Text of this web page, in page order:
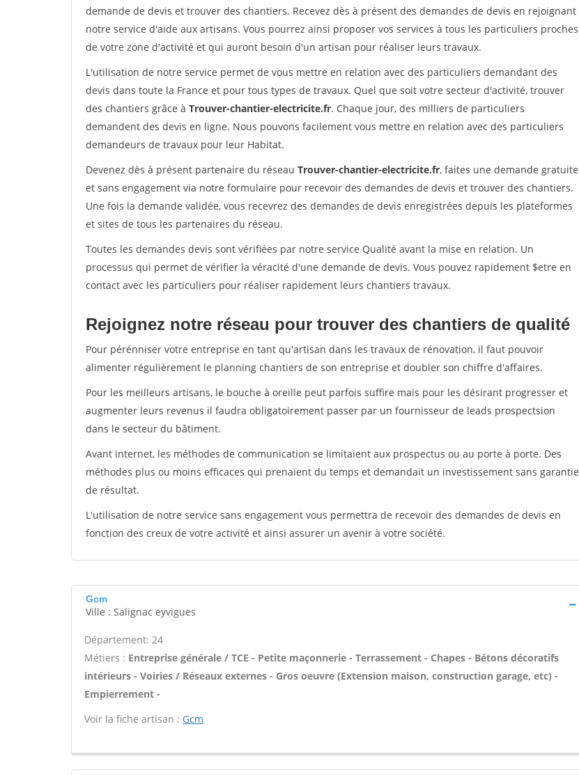
demande de devis et trouver des chantiers. Recevez dès à présent des demandes de devis en rejoignant
notre service d'aide aux artisans. Vous pourrez ainsi proposer vos services à tous les particuliers proches
de votre zone d'activité et qui auront besoin d'un artisan pour réaliser leurs travaux.
L'utilisation de notre service permet de vous mettre en relation avec des particuliers demandant des
devis dans toute la France et pour tous types de travaux. Quel que soit votre secteur d'activité, trouver
des chantiers grâce à Trouver-chantier-electricite.fr. Chaque jour, des milliers de particuliers
demandent des devis en ligne. Nous pouvons facilement vous mettre en relation avec des particuliers
demandeurs de travaux pour leur Habitat.
Devenez dès à présent partenaire du réseau Trouver-chantier-electricite.fr, faites une demande gratuite
et sans engagement via notre formulaire pour recevoir des demandes de devis et trouver des chantiers.
Une fois la demande validée, vous recevrez des demandes de devis enregistrées depuis les plateformes
et sites de tous les partenaires du réseau.
Toutes les demandes devis sont vérifiées par notre service Qualité avant la mise en relation. Un
processus qui permet de vérifier la véracité d'une demande de devis. Vous pouvez rapidement $etre en
contact avec les particuliers pour réaliser rapidement leurs chantiers travaux.
Rejoignez notre réseau pour trouver des chantiers de qualité
Pour pérénniser votre entreprise en tant qu'artisan dans les travaux de rénovation, il faut pouvoir
alimenter régulièrement le planning chantiers de son entreprise et doubler son chiffre d'affaires.
Pour les meilleurs artisans, le bouche à oreille peut parfois suffire mais pour les désirant progresser et
augmenter leurs revenus il faudra obligatoirement passer par un fournisseur de leads prospectsion
dans le secteur du bâtiment.
Avant internet, les méthodes de communication se limitaient aux prospectus ou au porte à porte. Des
méthodes plus ou moins efficaces qui prenaient du temps et demandait un investissement sans garantie
de résultat.
L'utilisation de notre service sans engagement vous permettra de recevoir des demandes de devis en
fonction des creux de votre activité et ainsi assurer un avenir à votre société.
Gcm
Ville : Salignac eyvigues
Département: 24
Métiers : Entreprise générale / TCE - Petite maçonnerie - Terrassement - Chapes - Bétons décoratifs
intérieurs - Voiries / Réseaux externes - Gros oeuvre (Extension maison, construction garage, etc) -
Empierrement -
Voir la fiche artisan : Gcm